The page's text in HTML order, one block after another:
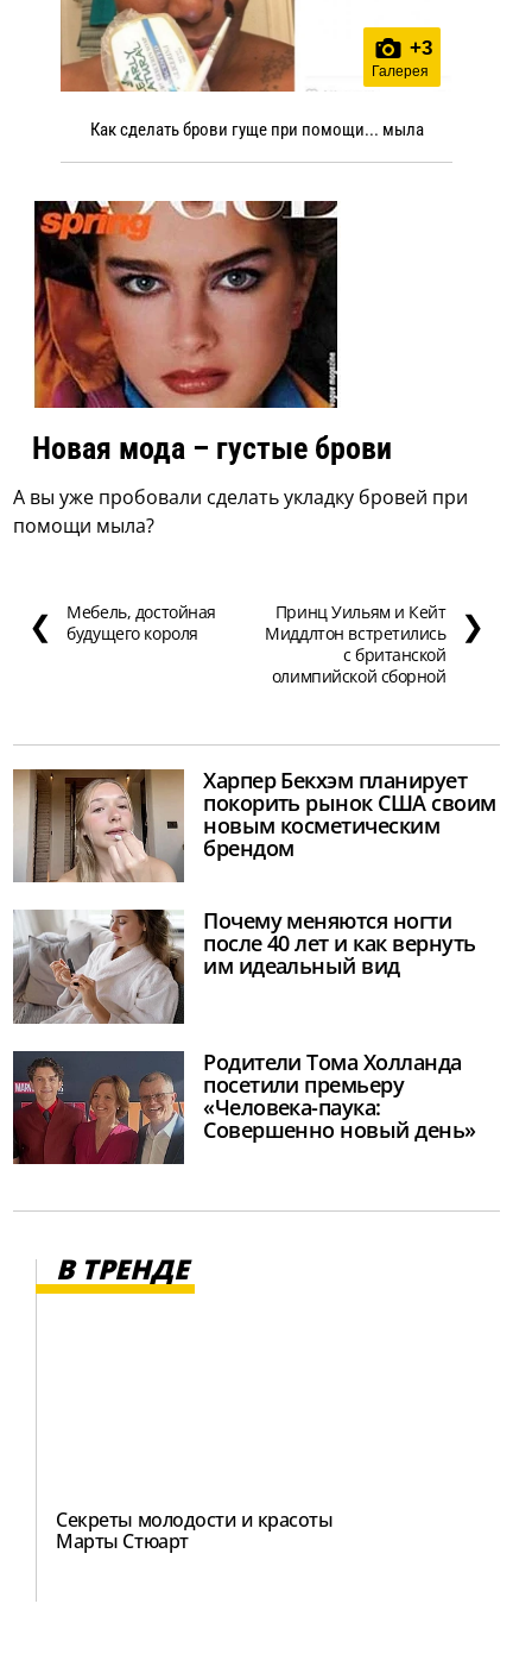
+3
Галерея
Как сделать брови гуще при помощи... мыла
Новая мода – густые брови
А вы уже пробовали сделать укладку бровей при
помощи мыла?
❮
Мебель, достойная
будущего короля
Принц Уильям и Кейт
Миддлтон встретились
с британской
олимпийской сборной
❯
Харпер Бекхэм планирует
покорить рынок США своим
новым косметическим
брендом
Почему меняются ногти
после 40 лет и как вернуть
им идеальный вид
Родители Тома Холланда
посетили премьеру
«Человека-паука:
Совершенно новый день»
В ТРЕНДЕ
Секреты молодости и красоты
Марты Стюарт